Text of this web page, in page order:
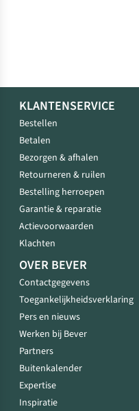
KLANTENSERVICE
Bestellen
Betalen
Bezorgen & afhalen
Retourneren & ruilen
Bestelling herroepen
Garantie & reparatie
Actievoorwaarden
Klachten
OVER BEVER
Contactgegevens
Toegankelijkheidsverklaring
Pers en nieuws
Werken bij Bever
Partners
Buitenkalender
Expertise
Inspiratie